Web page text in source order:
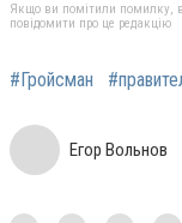
Якщо ви помітили помилку,
повідомити про це редакцію
#Гройсман
Егор Вольнов